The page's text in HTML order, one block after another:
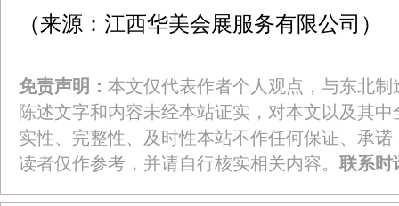
（来源：江西华美会展服务有限公司）
免责声明： 本文仅代表作者个人观点，与东北
陈述文字和内容未经本站证实，对本文以及其
实性、完整性、及时性本站不作任何保证、承
读者仅作参考，并请自行核实相关内容。 联系时